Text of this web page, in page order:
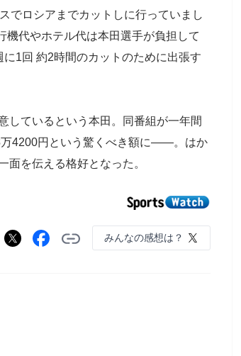
でロシアまでカットしに行っていまし
代やホテル代は本田選手が負担して
1回 約2時間のカットのために出張す
しているという本田。同番組が一年間
4200円という驚くべき額に――。はか
面を伝える格好となった。
みんなの感想は？